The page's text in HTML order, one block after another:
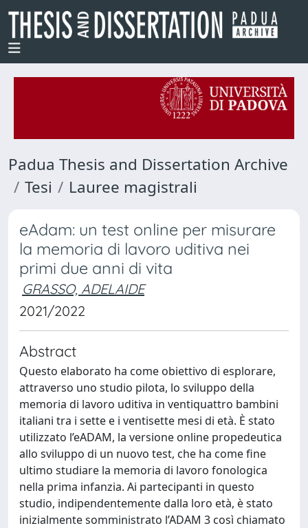
Padua Thesis and Dissertation Archive
Tesi
Lauree magistrali
eAdam: un test online per misurare
la memoria di lavoro uditiva nei
primi due anni di vita
GRASSO, ADELAIDE
2021/2022
Abstract
Questo elaborato ha come obiettivo di esplorare,
attraverso uno studio pilota, lo sviluppo della
memoria di lavoro uditiva in ventiquattro bambini
italiani tra i sette e i ventisette mesi di età. È stato
utilizzato l’eADAM, la versione online propedeutica
allo sviluppo di un nuovo test, che ha come fine
ultimo studiare la memoria di lavoro fonologica
nella prima infanzia. Ai partecipanti in questo
studio, indipendentemente dalla loro età, è stato
inizialmente somministrato l’ADAM 3 così chiamato